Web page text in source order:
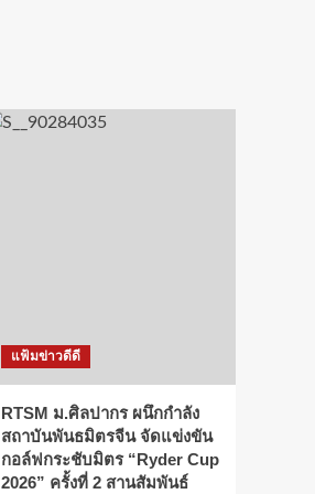
แฟ้มข่าวดีดี
RTSM ม.ศิลปากร ผนึกกำลัง
สถาบันพันธมิตรจีน จัดแข่งขัน
กอล์ฟกระชับมิตร “Ryder Cup
2026” ครั้งที่ 2 สานสัมพันธ์